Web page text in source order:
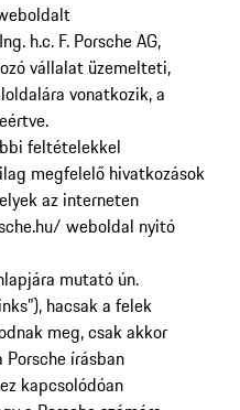
h.c. F. Porsche AG,
vállalat üzemelteti,
vonatkozik, a
feltételekkel
megfelelő hivatkozások
az interneten
weboldal nyitó
mutató ún.
hacsak a felek
meg, csak akkor
írásban
kapcsolódóan